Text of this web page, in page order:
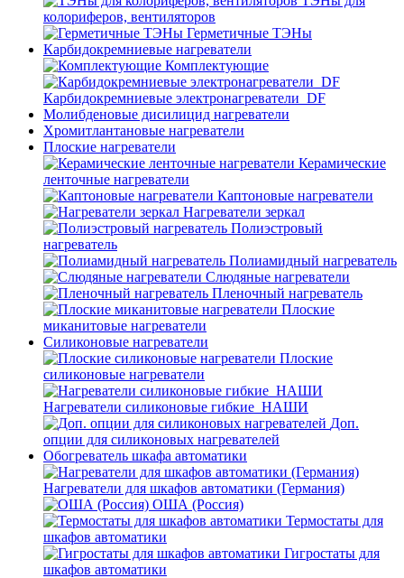
колориферов, вентиляторов
Герметичные ТЭНы
Карбидокремниевые нагреватели
Комплектующие
Карбидокремниевые электронагреватели_DF
Молибденовые дисилицид нагреватели
Хромитлантановые нагреватели
Плоские нагреватели
Керамические
ленточные нагреватели
Каптоновые нагреватели
Нагреватели зеркал
Полиэстровый
нагреватель
Полиамидный нагреватель
Слюдяные нагреватели
Пленочный нагреватель
Плоские
миканитовые нагреватели
Силиконовые нагреватели
Плоские
силиконовые нагреватели
Нагреватели силиконовые гибкие_НАШИ
Доп.
опции для силиконовых нагревателей
Обогреватель шкафа автоматики
Нагреватели для шкафов автоматики (Германия)
ОША (Россия)
Термостаты для
шкафов автоматики
Гигростаты для
шкафов автоматики